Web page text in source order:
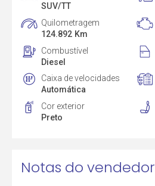
SUV/TT
Quilometragem
124.892 Km
Combustível
Diesel
Caixa de velocidades
Automática
Cor exterior
Preto
Notas do vendedor